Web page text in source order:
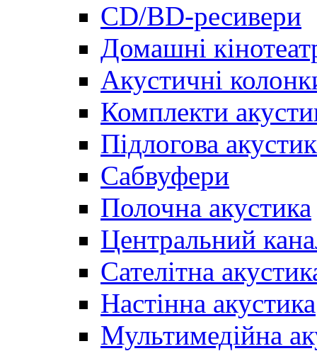
CD/BD-ресивери
Домашні
Акустичні
Комплекти
Підлогова
Сабвуфери
Полочна акустика
Центральний
Сателітна
Настінна акустика
Мультимедійна